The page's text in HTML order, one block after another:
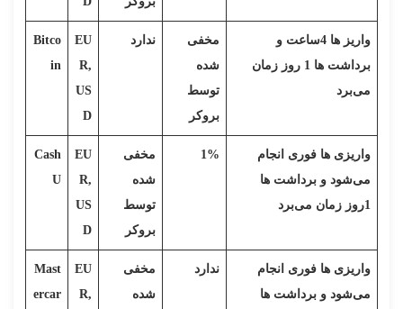
واریز ها 4ساعت و
برداشت ها 1 روز زمان
می‌برد
مخفی
شده
توسط
بروکر
ندارد
EU
R,
US
D
Bitco
in
واریزی ها فوری انجام
می‌شود و برداشت ها
1روز زمان می‌برد
1%
مخفی
شده
توسط
بروکر
EU
R,
US
D
Cash
U
واریزی ها فوری انجام
می‌شود و برداشت ها
ندارد
مخفی
شده
EU
R,
Mast
ercar